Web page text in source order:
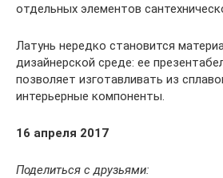
отдельных элементов
Латунь нередко становится
дизайнерской среде: ее
позволяет изготавливать из
интерьерные компоненты.
16 апреля 2017
Поделиться с друзьями: